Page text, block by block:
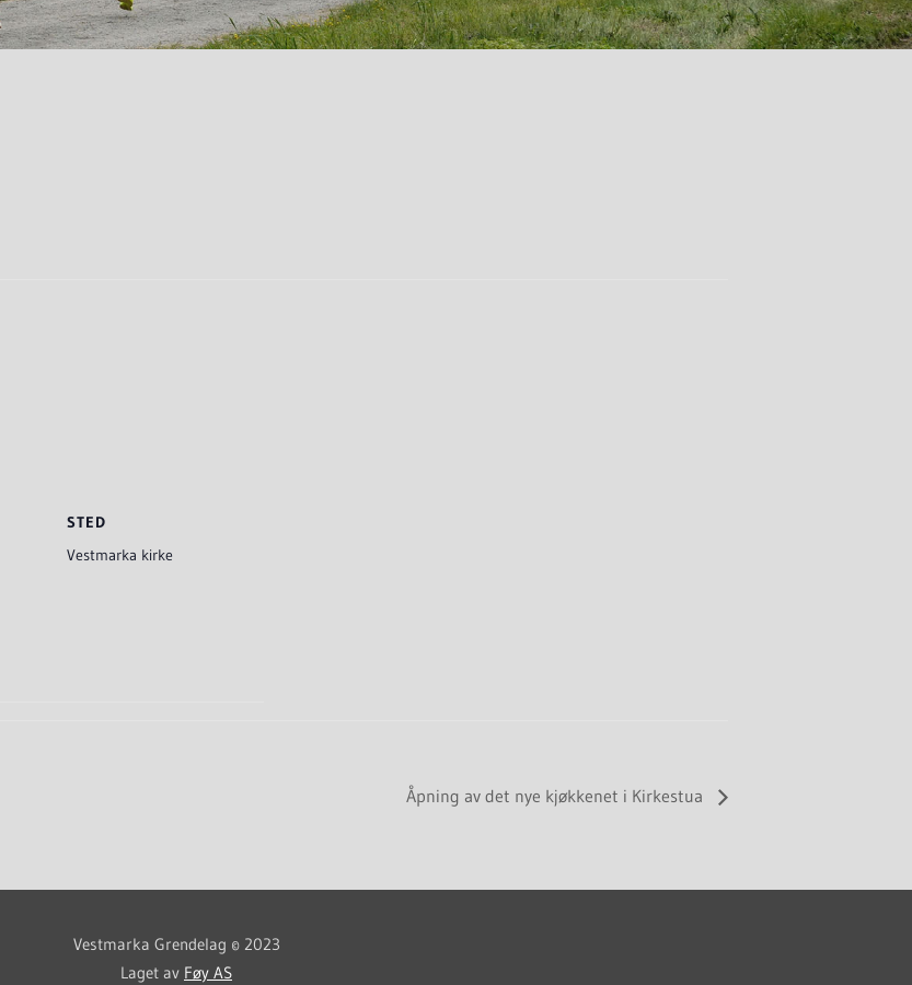
STED
Vestmarka kirke
Åpning av det nye kjøkkenet i Kirkestua
Vestmarka Grendelag © 2023
Laget av Føy AS